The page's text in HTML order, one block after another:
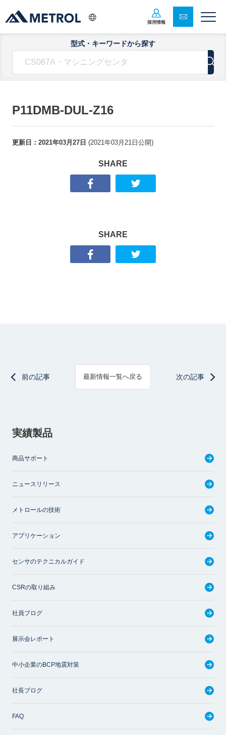
採用情報
型式・キーワードから探す
P11DMB-DUL-Z16
更新日： 2021年03月27日 (2021年03月21日 公開)
SHARE
SHARE
前の記事 最新情報一覧へ戻る 次の記事
実績製品
商品サポート
ニュースリリース
メトロールの技術
アプリケーション
センサのテクニカルガイド
CSRの取り組み
社員ブログ
展示会レポート
中小企業のBCP地震対策
社長ブログ
FAQ